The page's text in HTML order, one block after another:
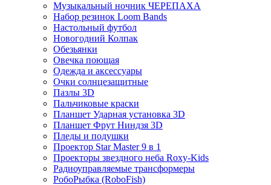
Музыкальный ночник ЧЕРЕПАХА
Набор резинок Loom Bands
Настольный футбол
Новогодний Колпак
Обезьянки
Овечка поющая
Одежда и аксессуары
Очки солнцезащитные
Пазлы 3D
Пальчиковые краски
Планшет Ударная установка 3D
Планшет Фрут Ниндзя 3D
Пледы и подушки
Проектор Star Master 9 в 1
Проекторы звездного неба Roxy-Kids
Радиоуправляемые трансформеры
РобоРыбка (RoboFish)